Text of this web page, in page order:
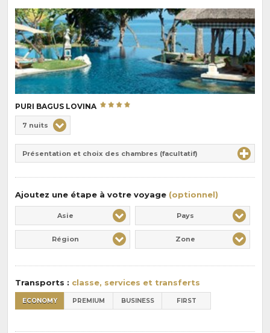
PURI BAGUS LOVINA
de
pension
:
Durée
7 nuits
Présentation et choix des chambres (facultatif)
Ajoutez une étape à votre voyage (optionnel)
Asie Pays
Région Zone
Transports : classe, services et transferts
ECONOMY PREMIUM BUSINESS FIRST